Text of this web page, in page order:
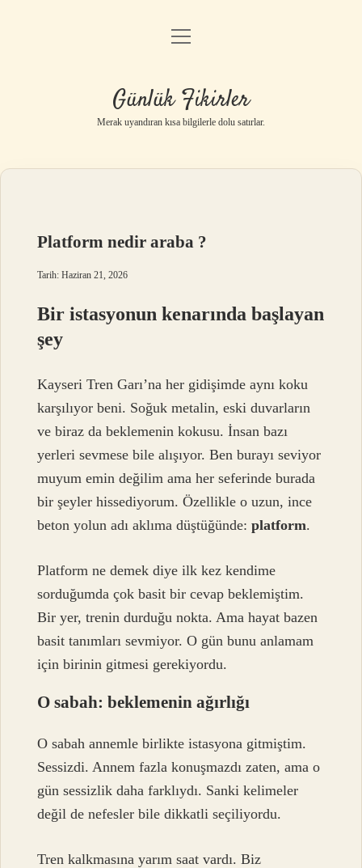
Anasayfa
Yasal Uyarı
menüyü
Günlük Fikirler
Merak uyandıran kısa bilgilerle dolu satırlar.
Platform nedir araba ?
Tarih: Haziran 21, 2026
Bir istasyonun kenarında başlayan
şey
Kayseri Tren Garı’na her gidişimde aynı koku
karşılıyor beni. Soğuk metalin, eski duvarların
ve biraz da beklemenin kokusu. İnsan bazı
yerleri sevmese bile alışıyor. Ben burayı seviyor
muyum emin değilim ama her seferinde burada
bir şeyler hissediyorum. Özellikle o uzun, ince
beton yolun adı aklıma düştüğünde:platform.
Platform ne demek diye ilk kez kendime
sorduğumda çok basit bir cevap beklemiştim.
Bir yer, trenin durduğu nokta. Ama hayat bazen
basit tanımları sevmiyor. O gün bunu anlamam
için birinin gitmesi gerekiyordu.
O sabah: beklemenin ağırlığı
O sabah annemle birlikte istasyona gitmiştim.
Sessizdi. Annem fazla konuşmazdı zaten, ama o
gün sessizlik daha farklıydı. Sanki kelimeler
değil de nefesler bile dikkatli seçiliyordu.
Tren kalkmasına yarım saat vardı. Biz